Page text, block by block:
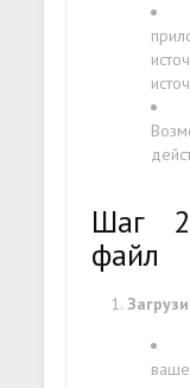
Шаг
файл